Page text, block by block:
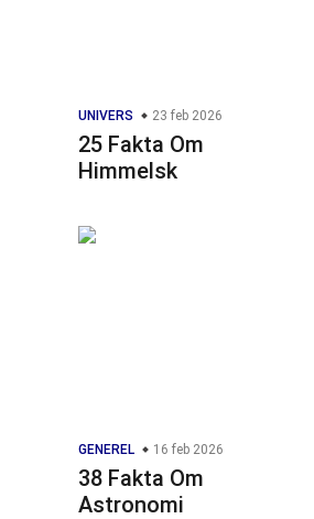
UNIVERS 23 feb 2026
25 Fakta Om
Himmelsk
GENEREL 16 feb 2026
38 Fakta Om
Astronomi